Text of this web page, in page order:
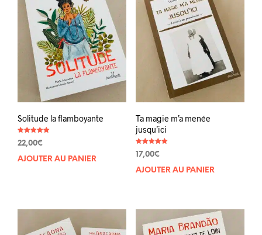
Solitude la flamboyante
5.00
22,00€
AJOUTER AU PANIER
Ta magie m’a menée
jusqu’ici
5.00
17,00€
AJOUTER AU PANIER